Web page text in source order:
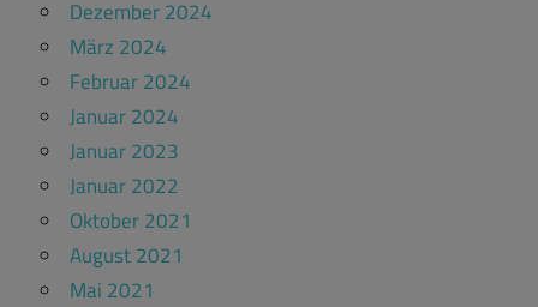
Dezember 2024
März 2024
Februar 2024
Januar 2024
Januar 2023
Januar 2022
Oktober 2021
August 2021
Mai 2021